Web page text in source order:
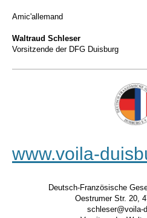
Amic'allemand
Waltraud Schleser
Vorsitzende der DFG Duisburg
www.voila-
Deutsch-Französische
Oestrumer Str. 20,
schleser@voila-